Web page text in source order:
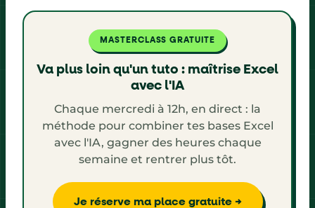
MASTERCLASS GRATUITE
Va plus loin qu'un tuto : maîtrise Excel
avec l'IA
Chaque mercredi à 12h, en direct : la
méthode pour combiner tes bases Excel
avec l'IA, gagner des heures chaque
semaine et rentrer plus tôt.
Je réserve ma place gratuite →